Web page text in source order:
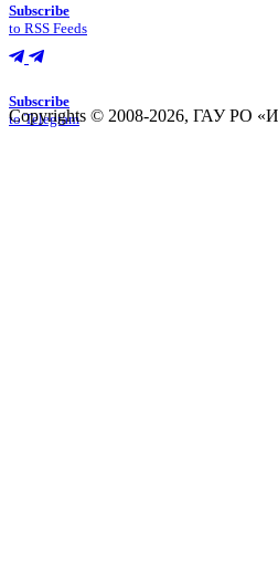
Subscribe
to RSS Feeds
Subscribe
to Telegram
Copyrights © 2008-2026, ГАУ РО